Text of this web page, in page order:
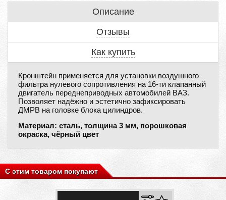
Описание
Отзывы
Как купить
Кронштейн применяется для установки воздушного
фильтра нулевого сопротивления на 16-ти клапанный
двигатель переднеприводных автомобилей ВАЗ.
Позволяет надёжно и эстетично зафиксировать
ДМРВ на головке блока цилиндров.
Материал: cталь, толщина 3 мм, порошковая
окраска, чёрный цвет
С этим товаром покупают